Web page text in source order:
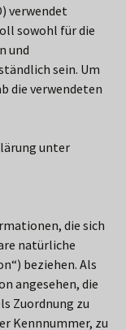
verwendet
sowohl für die
und
sein. Um
die verwendeten
unter
die sich
natürliche
beziehen. Als
angesehen, die
Zuordnung zu
Kennnummer, zu